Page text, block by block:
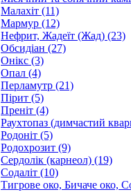
Малахіт (11)
Мармур (12)
Нефрит, Жадеїт (Жад) (23)
Обсидіан (27)
Онікс (3)
Опал (4)
Перламутр (21)
Пірит (5)
Преніт (4)
Раухтопаз (димчастий
Родоніт (5)
Родохрозит (9)
Сердолік (карнеол) (19)
Содаліт (10)
Тигрове око, Бичаче око,